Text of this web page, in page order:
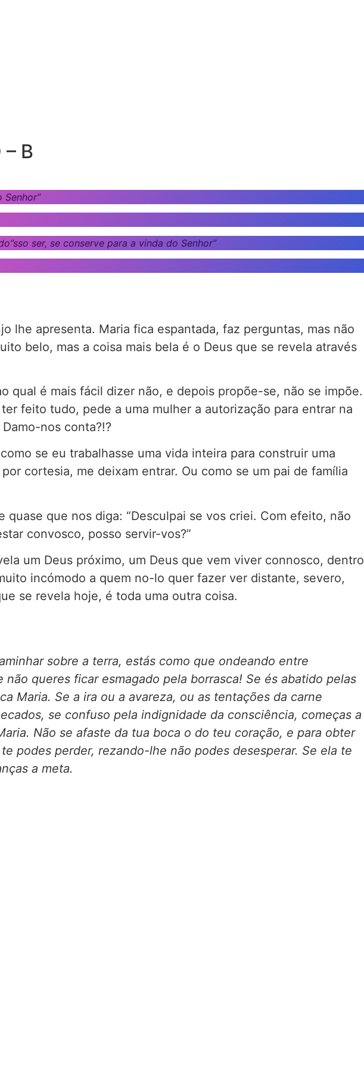
B
Senhor”
ser, se conserve para a vinda do Senhor”
lhe apresenta. Maria fica espantada, faz perguntas, mas não
belo, mas a coisa mais bela é o Deus que se revela através
qual é mais fácil dizer não, e depois propõe-se, não se impõe.
feito tudo, pede a uma mulher a autorização para entrar na
nos conta?!?
se eu trabalhasse uma vida inteira para construir uma
cortesia, me deixam entrar. Ou como se um pai de família
que nos diga: “Desculpai se vos criei. Com efeito, não
convosco, posso servir-vos?”
um Deus próximo, um Deus que vem viver connosco, dentro
incómodo a quem no-lo quer fazer ver distante, severo,
se revela hoje, é toda uma outra coisa.
sobre a terra, estás como que ondeando entre
queres ficar esmagado pela borrasca! Se és abatido pelas
Maria. Se a ira ou a avareza, ou as tentações da carne
se confuso pela indignidade da consciência, começas a
Não se afaste da tua boca o do teu coração, e para obter
podes perder, rezando-lhe não podes desesperar. Se ela te
a meta.